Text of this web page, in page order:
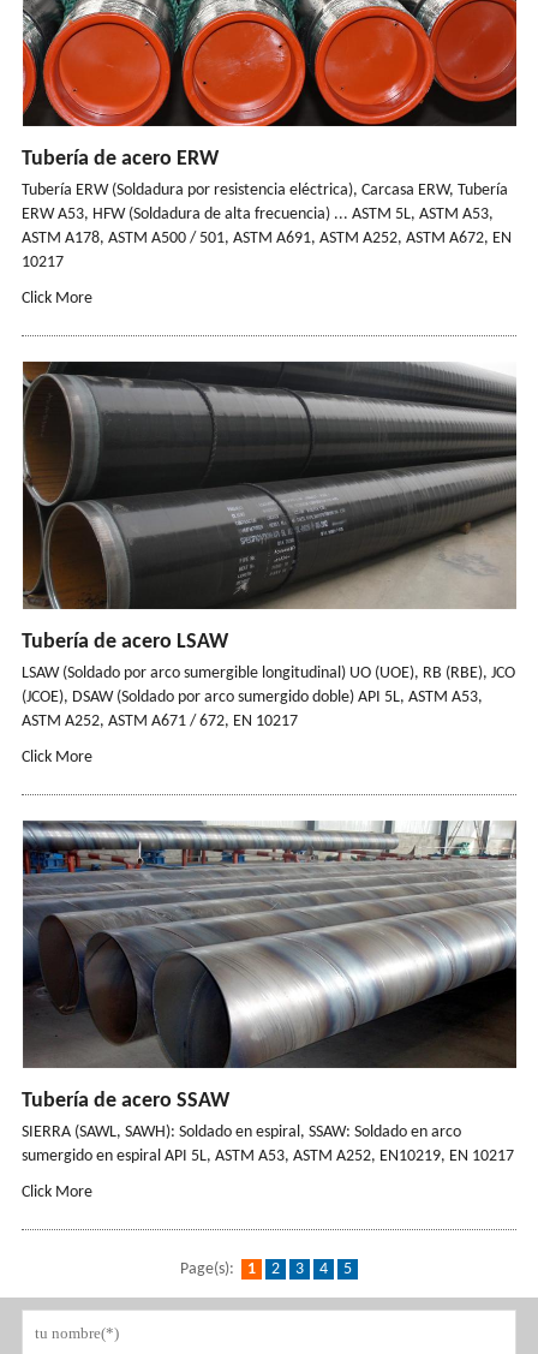
Tubería de acero ERW
Tubería ERW (Soldadura por resistencia eléctrica), Carcasa ERW, Tubería
ERW A53, HFW (Soldadura de alta frecuencia) ... ASTM 5L, ASTM A53,
ASTM A178, ASTM A500 / 501, ASTM A691, ASTM A252, ASTM A672, EN
10217
Click More
Tubería de acero LSAW
LSAW (Soldado por arco sumergible longitudinal) UO (UOE), RB (RBE), JCO
(JCOE), DSAW (Soldado por arco sumergido doble) API 5L, ASTM A53,
ASTM A252, ASTM A671 / 672, EN 10217
Click More
Tubería de acero SSAW
SIERRA (SAWL, SAWH): Soldado en espiral, SSAW: Soldado en arco
sumergido en espiral API 5L, ASTM A53, ASTM A252, EN10219, EN 10217
Click More
Page(s): 1 2 3 4 5